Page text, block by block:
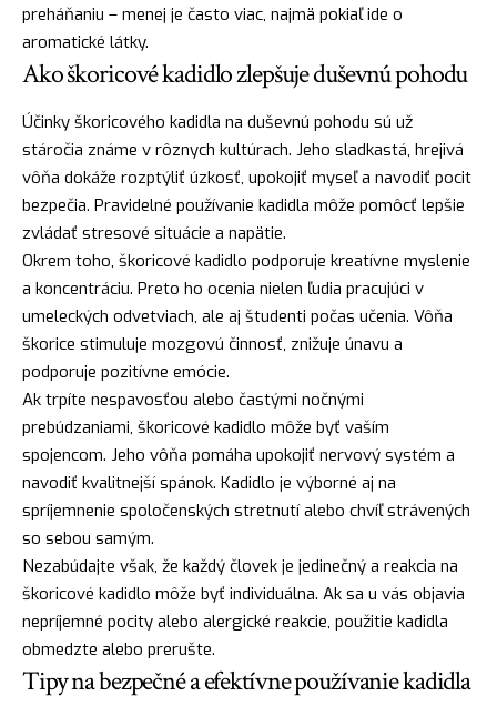
preháňaniu – menej je často viac, najmä pokiaľ ide o
aromatické látky.
Ako škoricové kadidlo zlepšuje duševnú pohodu
Účinky škoricového kadidla na duševnú pohodu sú už
stáročia známe v rôznych kultúrach. Jeho sladkastá, hrejivá
vôňa dokáže rozptýliť úzkosť, upokojiť myseľ a navodiť pocit
bezpečia. Pravidelné používanie kadidla môže pomôcť lepšie
zvládať stresové situácie a napätie.
Okrem toho, škoricové kadidlo podporuje kreatívne myslenie
a koncentráciu. Preto ho ocenia nielen ľudia pracujúci v
umeleckých odvetviach, ale aj študenti počas učenia. Vôňa
škorice stimuluje mozgovú činnosť, znižuje únavu a
podporuje pozitívne emócie.
Ak trpíte nespavosťou alebo častými nočnými
prebúdzaniami, škoricové kadidlo môže byť vaším
spojencom. Jeho vôňa pomáha upokojiť nervový systém a
navodiť kvalitnejší spánok. Kadidlo je výborné aj na
spríjemnenie spoločenských stretnutí alebo chvíľ strávených
so sebou samým.
Nezabúdajte však, že každý človek je jedinečný a reakcia na
škoricové kadidlo môže byť individuálna. Ak sa u vás objavia
nepríjemné pocity alebo alergické reakcie, použitie kadidla
obmedzte alebo prerušte.
Tipy na bezpečné a efektívne používanie kadidla